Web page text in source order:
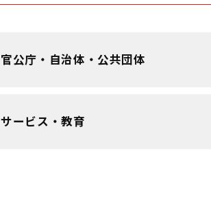
官公庁・自治体・公共団体
サービス・教育